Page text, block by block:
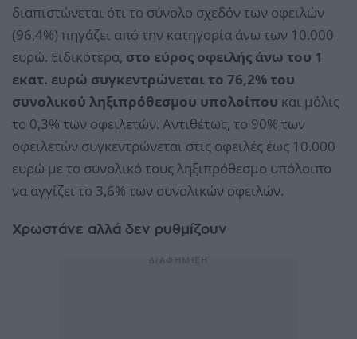
διαπιστώνεται ότι το σύνολο σχεδόν των οφειλών
(96,4%) πηγάζει από την κατηγορία άνω των 10.000
ευρώ. Ειδικότερα, στο εύρος οφειλής άνω του 1
εκατ. ευρώ συγκεντρώνεται το 76,2% του
συνολικού ληξιπρόθεσμου υπολοίπου και μόλις
το 0,3% των οφειλετών. Αντιθέτως, το 90% των
οφειλετών συγκεντρώνεται στις οφειλές έως 10.000
ευρώ με το συνολικό τους ληξιπρόθεσμο υπόλοιπο
να αγγίζει το 3,6% των συνολικών οφειλών.
Χρωστάνε αλλά δεν ρυθμίζουν